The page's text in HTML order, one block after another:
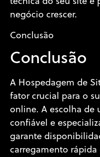
negócio crescer.
Conclusão
Conclusão
A Hospedagem de
fator crucial para o
online. A escolha de
confiável e
garante
carregamento rápida